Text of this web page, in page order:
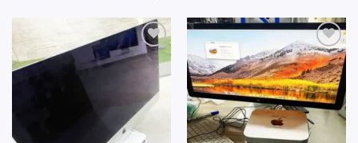
Add to
Add to
wishlist